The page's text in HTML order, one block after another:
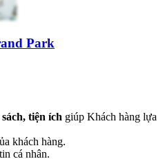
Park
tiện ích giúp Khách hàng lựa
khách hàng.
cá nhân.